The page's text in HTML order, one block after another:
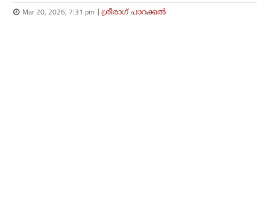
Mar 20, 2026, 7:31 pm ശ്രീരാഗ് പാറക്കല്‍